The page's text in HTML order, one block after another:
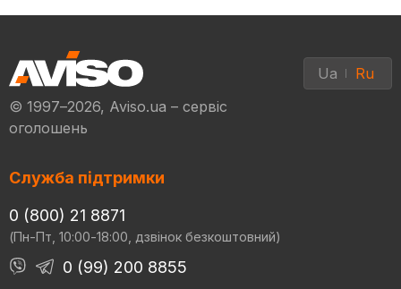
© 1997–2026, Aviso.ua – сервіс
оголошень
Ua Ru
Служба підтримки
0 (800) 21 8871
(Пн-Пт, 10:00-18:00, дзвінок безкоштовний)
0 (99) 200 8855